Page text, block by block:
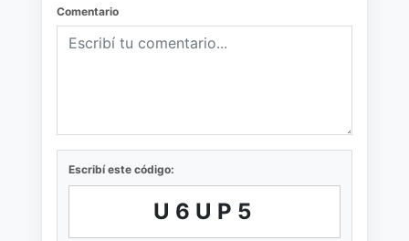
Comentario
Escribí este código:
U6UP5